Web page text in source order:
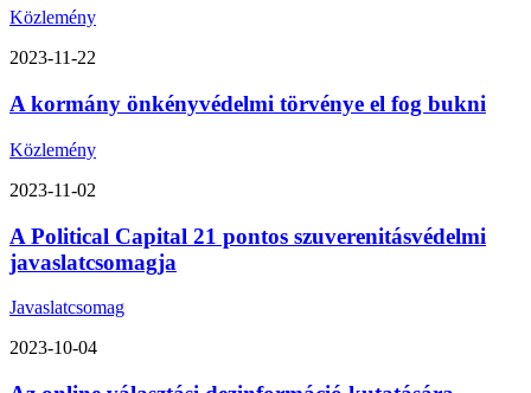
Közlemény
2023-11-22
A kormány önkényvédelmi törvénye el fog bukni
Közlemény
2023-11-02
A Political Capital 21 pontos szuverenitásvédelmi
javaslatcsomagja
Javaslatcsomag
2023-10-04